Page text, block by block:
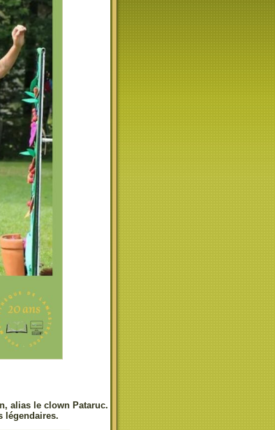
alias le clown Pataruc.
légendaires.